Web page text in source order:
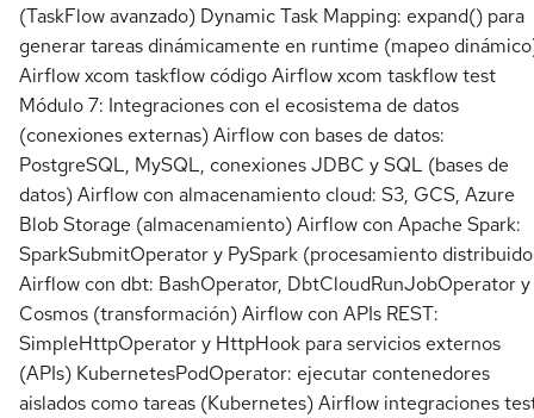
(TaskFlow avanzado) Dynamic Task Mapping: expand() para
generar tareas dinámicamente en runtime (mapeo
Airflow xcom taskflow código Airflow xcom taskflow test
Módulo 7: Integraciones con el ecosistema de datos
(conexiones externas) Airflow con bases de datos:
PostgreSQL, MySQL, conexiones JDBC y SQL (bases de
datos) Airflow con almacenamiento cloud: S3, GCS, Azure
Blob Storage (almacenamiento) Airflow con Apache Spark:
SparkSubmitOperator y PySpark (procesamiento
Airflow con dbt: BashOperator, DbtCloudRunJobOperator y
Cosmos (transformación) Airflow con APIs REST:
SimpleHttpOperator y HttpHook para servicios externos
(APIs) KubernetesPodOperator: ejecutar contenedores
aislados como tareas (Kubernetes) Airflow integraciones